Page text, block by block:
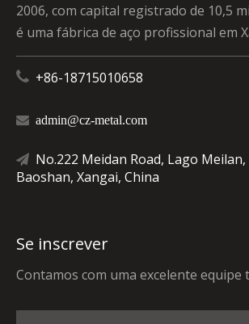
2006, com capital registrado de 10,5
é uma fábrica de aço profissional em
 +86-18715010658
 admin@cz-metal.com
 No.222 Meidan Road, Lago
Baoshan, Xangai, China
Se inscrever
Contamos com uma excelente equipe